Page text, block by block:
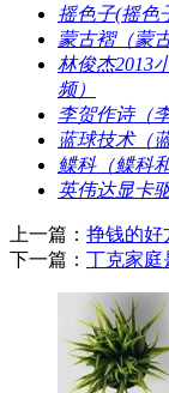
摇色子(摇色
蒙古褶（蒙
林俊杰2013
频）
李贺作诗（
蓝球技术（
鲽科（鲽科
英伟达显卡
上一篇： 挣钱的好
下一篇： 丁克家庭